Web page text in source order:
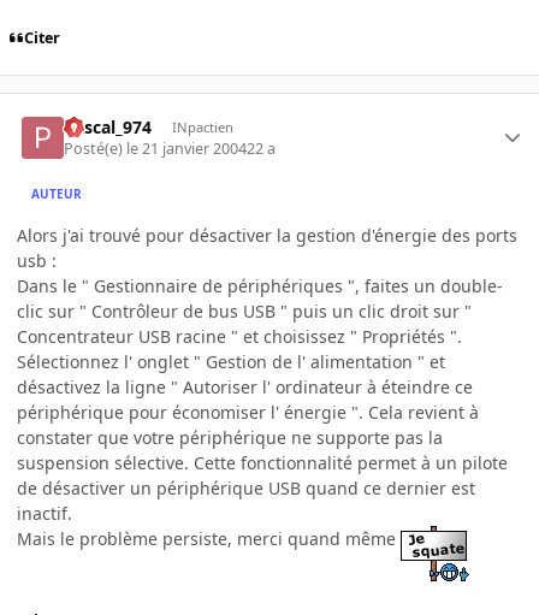
Citer
Pascal_974 INpactien
Posté(e) le 21 janvier 200422 a
AUTEUR
Alors j'ai trouvé pour désactiver la gestion d'énergie des ports
usb :
Dans le " Gestionnaire de périphériques ", faites un double-
clic sur " Contrôleur de bus USB " puis un clic droit sur "
Concentrateur USB racine " et choisissez " Propriétés ".
Sélectionnez l' onglet " Gestion de l' alimentation " et
désactivez la ligne " Autoriser l' ordinateur à éteindre ce
périphérique pour économiser l' énergie ". Cela revient à
constater que votre périphérique ne supporte pas la
suspension sélective. Cette fonctionnalité permet à un pilote
de désactiver un périphérique USB quand ce dernier est
inactif.
Mais le problème persiste, merci quand même